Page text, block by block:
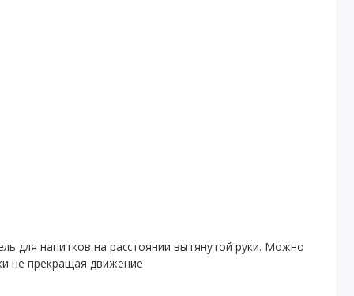
для напитков на расстоянии вытянутой руки. Можно
не прекращая движение